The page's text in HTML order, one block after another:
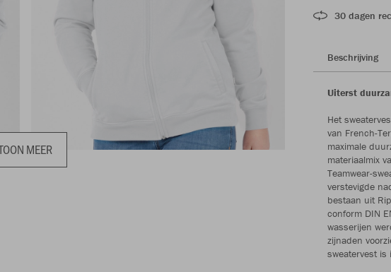
MEER
30 dagen
Beschrijving
Uiterst
Het
van French-
maximale
materiaalmix
Teamwear-
verstevigde
bestaan uit
conform DIN
wasserijen
zijnaden
sweatervest is